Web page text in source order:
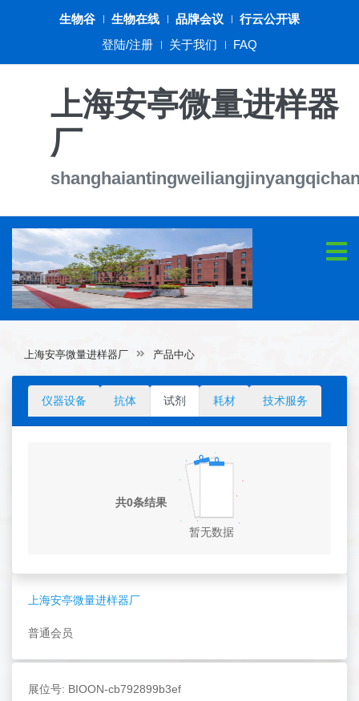
生物谷 生物在线 品牌会议
行云公开课
登陆/注册
关于我们 FAQ
上海安亭微量进样器
厂
上海安亭微量进样器厂
普通会员
展位号: BIOON-cb792899b3ef
上海安亭微量进样器厂 产品中心
仪器设备 抗体 试剂 耗材 技术服务
共0条结果
暂无数据